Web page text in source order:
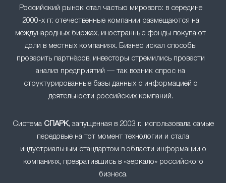
Российский рынок стал частью мирового: в середине
2000-х гг. отечественные компании размещаются на
международных биржах, иностранные фонды покупают
доли в местных компаниях. Бизнес искал способы
проверить партнёров, инвесторы стремились провести
анализ предприятий — так возник спрос на
структурированные базы данных с информацией о
деятельности российских компаний.
Система СПАРК, запущенная в 2003 г., использовала самые
передовые на тот момент технологии и стала
индустриальным стандартом в области информации о
компаниях, превратившись в «зеркало» российского
бизнеса.